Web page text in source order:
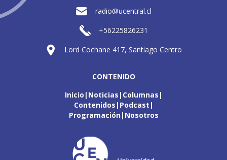
radio@ucentral.cl
+56225826231
Lord Cochane 417, Santiago Centro
CONTENIDO
Inicio Noticias Columnas
Contenidos Podcast
Programación Nosotros